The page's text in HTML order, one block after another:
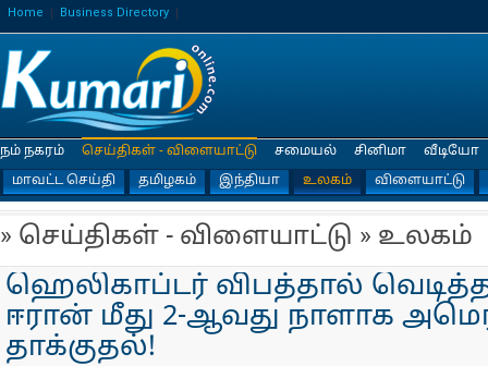
Home Business Directory
நம் நகரம்
செய்திகள் - விளையாட்டு
மாவட்ட செய்தி
தமிழகம் இந்தியா உலகம் விளையாட்டு
சமையல் சினிமா வீடியோ
» செய்திகள் - விளையாட்டு » உலகம்
ஹெலிகாப்டர் விபத்தால்
ஈரான் மீது 2-ஆவது நாளாக
தாக்குதல்!